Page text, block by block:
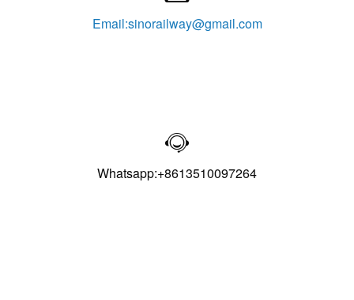
Email:sinorailway@gmail.com

Whatsapp:+8613510097264